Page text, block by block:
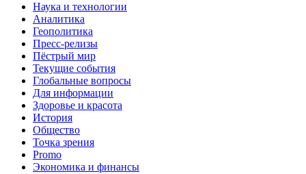
Наука и технологии
Аналитика
Геополитика
Пресс-релизы
Пёстрый мир
Текущие события
Глобальные вопросы
Для информации
Здоровье и красота
История
Общество
Точка зрения
Promo
Экономика и финансы